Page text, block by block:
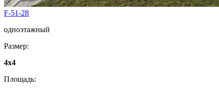
F-51-28
одноэтажный
Размер:
4x4
Площадь: